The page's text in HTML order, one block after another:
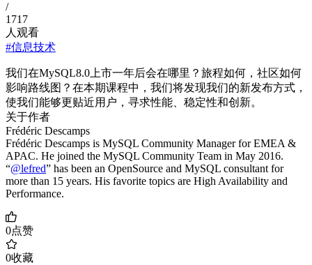
/
1717
人观看
#信息技术
我们在MySQL8.0上市一年后会在哪里？旅程如何，社区如何
影响路线图？在本期课程中，我们将发现我们的新发布方式，
使我们能够更贴近用户，寻求性能、稳定性和创新。
关于作者
Frédéric Descamps
Frédéric Descamps is MySQL Community Manager for EMEA &
APAC. He joined the MySQL Community Team in May 2016.
“@lefred” has been an OpenSource and MySQL consultant for
more than 15 years. His favorite topics are High Availability and
Performance.
0点赞
0收藏